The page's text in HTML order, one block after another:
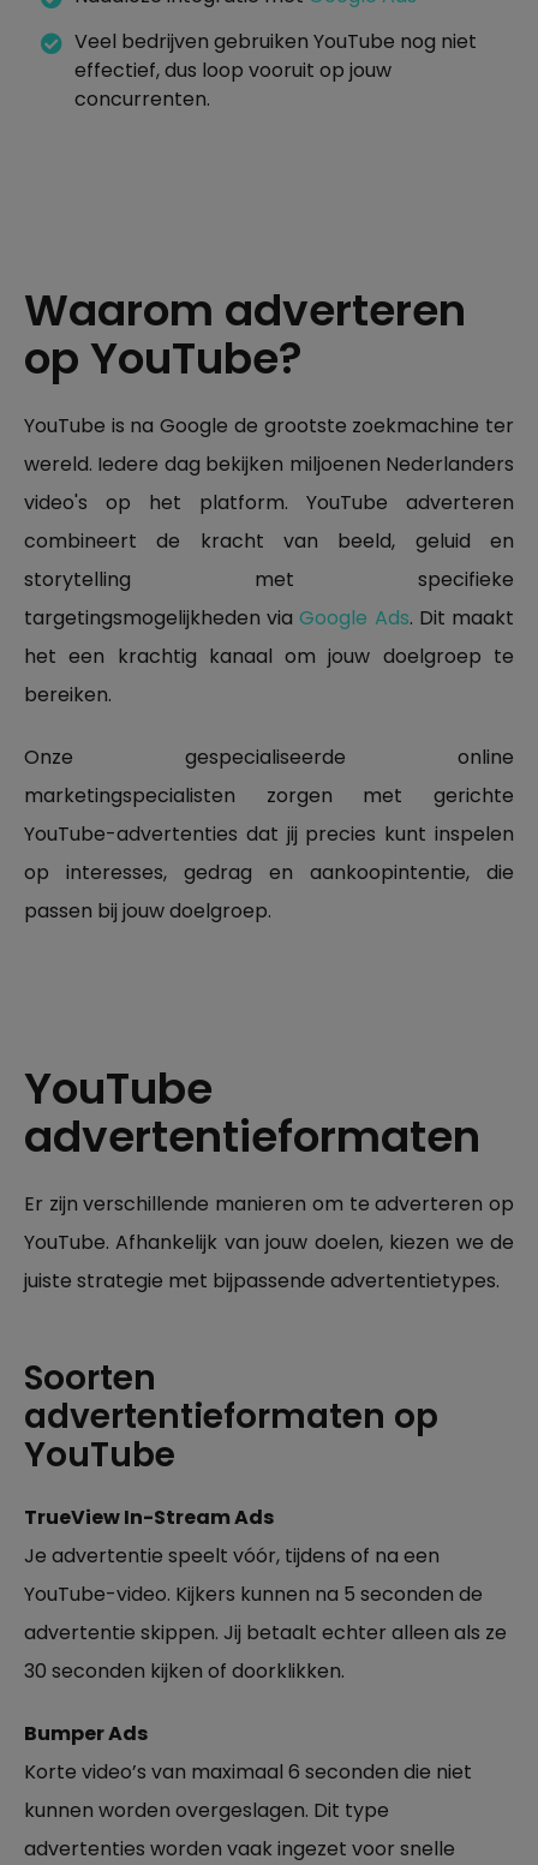
Veel bedrijven gebruiken YouTube nog niet
effectief, dus loop vooruit op jouw
concurrenten.
Waarom adverteren
op YouTube?
YouTube is na Google de grootste zoekmachine ter
wereld. Iedere dag bekijken miljoenen Nederlanders
video's op het platform. YouTube adverteren
combineert de kracht van beeld, geluid en
storytelling met specifieke
targetingsmogelijkheden viaGoogle Ads. Dit maakt
het een krachtig kanaal om jouw doelgroep te
bereiken.
Onze gespecialiseerde online
marketingspecialisten zorgen met gerichte
YouTube-advertenties dat jij precies kunt inspelen
op interesses, gedrag en aankoopintentie, die
passen bij jouw doelgroep.
YouTube
advertentieformaten
Er zijn verschillende manieren om te adverteren op
YouTube. Afhankelijk van jouw doelen, kiezen we de
juiste strategie met bijpassende advertentietypes.
Soorten
advertentieformaten op
YouTube
TrueView In-Stream Ads
Je advertentie speelt vóór, tijdens of na een
YouTube-video. Kijkers kunnen na 5 seconden de
advertentie skippen. Jij betaalt echter alleen als ze
30 seconden kijken of doorklikken.
Bumper Ads
Korte video’s van maximaal 6 seconden die niet
kunnen worden overgeslagen. Dit type
advertenties worden vaak ingezet voor snelle